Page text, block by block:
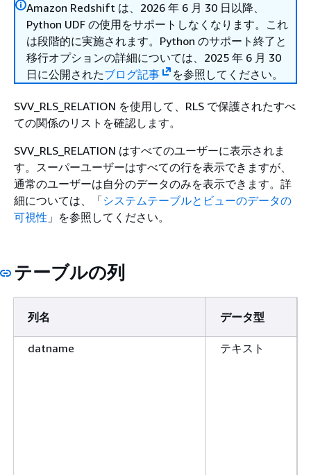
Amazon Redshift は、2026 年 6 月 30 日以降、
Python UDF の使用をサポートしなくなります。これ
は段階的に実施されます。Python のサポート終了と
移行オプションの詳細については、2025 年 6 月 30
日に公開されたブログ記事 を参照してください。
SVV_RLS_RELATION を使用して、RLS で保護されたすべ
ての関係のリストを確認します。
SVV_RLS_RELATION はすべてのユーザーに表示されま
す。スーパーユーザーはすべての行を表示できますが、
通常のユーザーは自分のデータのみを表示できます。詳
細については、「システムテーブルとビューのデータの
可視性 」を参照してください。
テーブルの列
列名 データ型
datname テキスト